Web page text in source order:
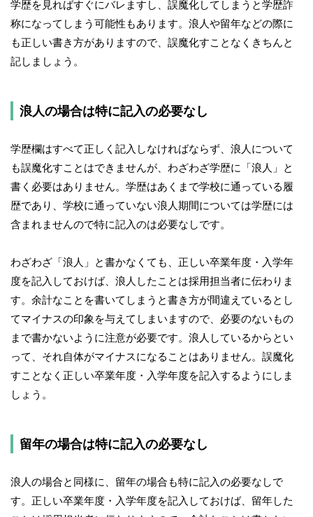
学歴を見ればすぐにバレますし、誤魔化してしまうと学歴詐
称になってしまう可能性もあります。浪人や留年などの際に
も正しい書き方がありますので、誤魔化すことなくきちんと
記しましょう。
浪人の場合は特に記入の必要なし
学歴欄はすべて正しく記入しなければならず、浪人について
も誤魔化すことはできませんが、わざわざ学歴に「浪人」と
書く必要はありません。学歴はあくまで学校に通っている履
歴であり、学校に通っていない浪人期間については学歴には
含まれませんので特に記入のは必要なしです。
わざわざ「浪人」と書かなくても、正しい卒業年度・入学年
度を記入しておけば、浪人したことは採用担当者に伝わりま
す。余計なことを書いてしまうと書き方が間違えているとし
てマイナスの印象を与えてしまいますので、必要のないもの
まで書かないように注意が必要です。浪人しているからとい
って、それ自体がマイナスになることはありません。誤魔化
すことなく正しい卒業年度・入学年度を記入するようにしま
しょう。
留年の場合は特に記入の必要なし
浪人の場合と同様に、留年の場合も特に記入の必要なしで
す。正しい卒業年度・入学年度を記入しておけば、留年した